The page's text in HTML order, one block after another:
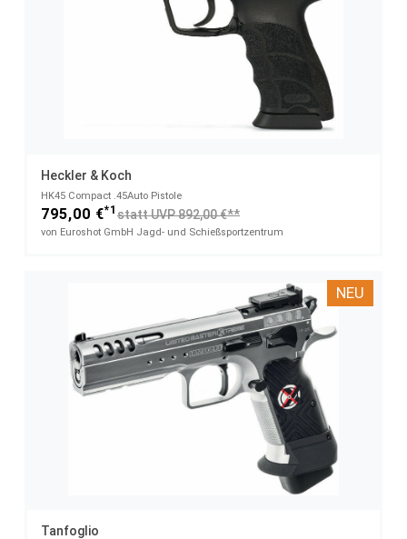
Heckler & Koch
HK45 Compact​ .45Auto Pistole
795,00 €*1 statt UVP 892,00 €**
von Euroshot GmbH Jagd- und Schießsportzentrum
NEU
Tanfoglio